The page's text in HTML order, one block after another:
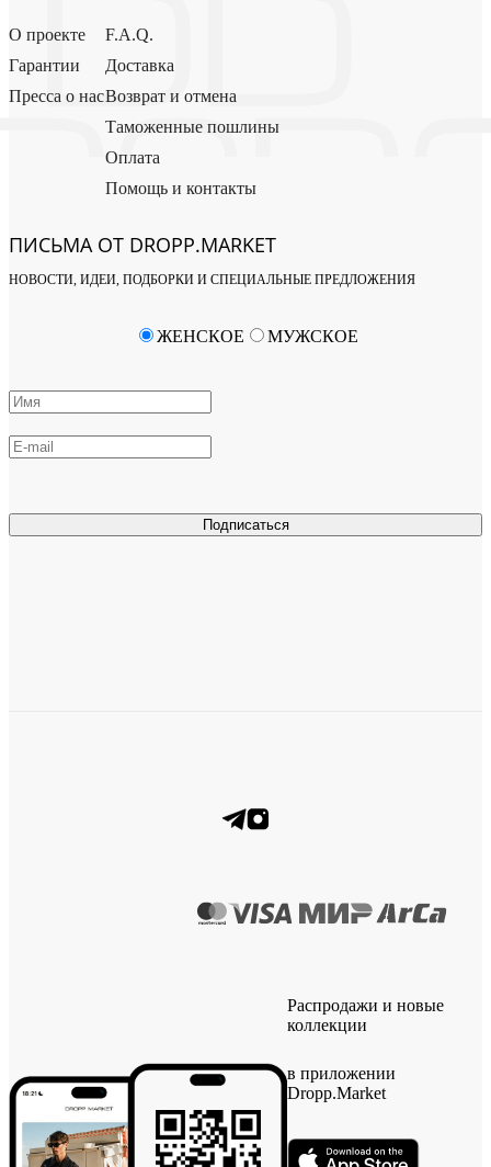
О проекте
Гарантии
Пресса о нас
F.A.Q.
Доставка
Возврат и отмена
Таможенные пошлины
Оплата
Помощь и контакты
ПИСЬМА ОТ DROPP.MARKET
НОВОСТИ, ИДЕИ, ПОДБОРКИ И СПЕЦИАЛЬНЫЕ ПРЕДЛОЖЕНИЯ
Подписаться
ЖЕНСКОЕ МУЖСКОЕ
Распродажи и новые
коллекции
в приложении
Dropp.Market